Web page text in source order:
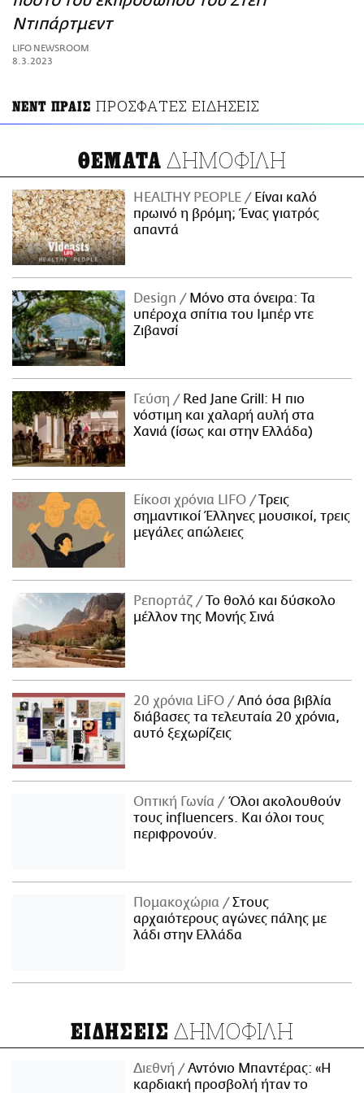
ΑΜΠΑ
PRINT
Ντιπάρτμεντ
LIFO NEWSROOM
8.3.2023
ΝΕΝΤ ΠΡΑΙΣ ΠΡΟΣΦΑΤΕΣ ΕΙΔΗΣΕΙΣ
ΘΕΜΑΤΑ ΔΗΜΟΦΙΛΗ
HEALTHY PEOPLE
Είναι καλό
πρωινό η βρόμη; Ένας γιατρός
απαντά
Design
Μόνο στα όνειρα: Τα
υπέροχα σπίτια του Ιμπέρ ντε
Ζιβανσί
Γεύση
Red Jane Grill: Η πιο
νόστιμη και χαλαρή αυλή στα
Χανιά (ίσως και στην Ελλάδα)
Είκοσι χρόνια LIFO
Tρεις
σημαντικοί Έλληνες μουσικοί, τρεις
μεγάλες απώλειες
Ρεπορτάζ
Το θολό και δύσκολο
μέλλον της Μονής Σινά
20 χρόνια LiFO
Από όσα βιβλία
διάβασες τα τελευταία 20 χρόνια,
αυτό ξεχωρίζεις
Οπτική Γωνία
Όλοι ακολουθούν
τους influencers. Και όλοι τους
περιφρονούν.
Πομακοχώρια
Στους
αρχαιότερους αγώνες πάλης με
λάδι στην Ελλάδα
ΕΙΔΗΣΕΙΣ ΔΗΜΟΦΙΛΗ
Διεθνή
Αντόνιο Μπαντέρας: «Η
καρδιακή προσβολή ήταν το